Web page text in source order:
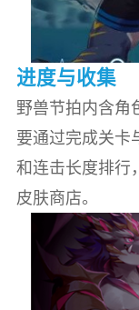
进度与收集
野兽节拍内含角
要通过完成关卡
和连击长度排行
皮肤商店。